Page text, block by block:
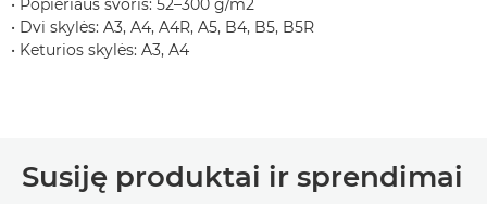
• Popieriaus svoris: 52–300 g/m2
• Dvi skylės: A3, A4, A4R, A5, B4, B5, B5R
• Keturios skylės: A3, A4
Susiję produktai ir sprendimai